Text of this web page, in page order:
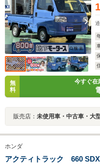
無
料
今すぐ在
販売店： 未使用車・中古車・大
ホンダ
アクティトラック 660